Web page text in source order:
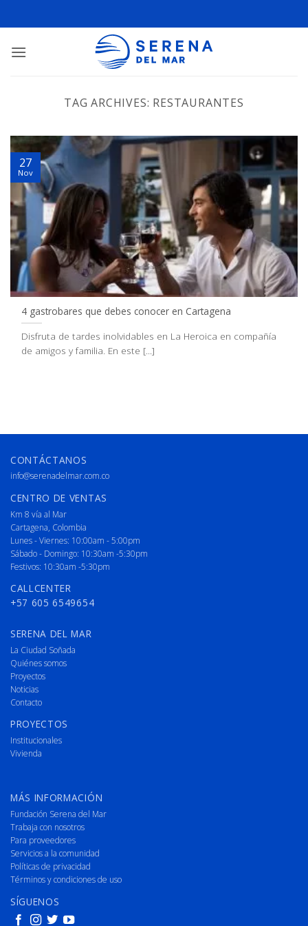
TAG ARCHIVES: RESTAURANTES
4 gastrobares que debes conocer en Cartagena
Disfruta de tardes inolvidables en La Heroica en compañía
de amigos y familia. En este [...]
27
Nov
CONTÁCTANOS
info@serenadelmar.com.co
CENTRO DE VENTAS
Km 8 vía al Mar
Cartagena, Colombia
Lunes - Viernes: 10:00am - 5:00pm
Sábado - Domingo: 10:30am -5:30pm
Festivos: 10:30am -5:30pm
CALLCENTER
+57 605 6549654
SERENA DEL MAR
La Ciudad Soñada
Quiénes somos
Proyectos
Noticias
Contacto
PROYECTOS
Institucionales
Vivienda
MÁS INFORMACIÓN
Fundación Serena del Mar
Trabaja con nosotros
Para proveedores
Servicios a la comunidad
Políticas de privacidad
Términos y condiciones de uso
SÍGUENOS